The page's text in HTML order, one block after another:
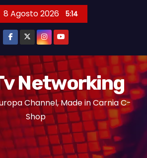
8 Agosto 2026 5:14
Networking
Channel, Made in Carnia C-
Shop